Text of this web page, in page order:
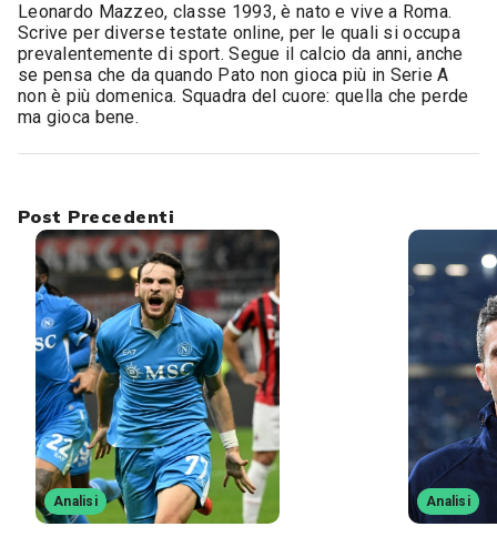
Leonardo Mazzeo, classe 1993, è nato e vive a Roma.
Scrive per diverse testate online, per le quali si occupa
prevalentemente di sport. Segue il calcio da anni, anche
se pensa che da quando Pato non gioca più in Serie A
non è più domenica. Squadra del cuore: quella che perde
ma gioca bene.
Post Precedenti
Analisi Analisi